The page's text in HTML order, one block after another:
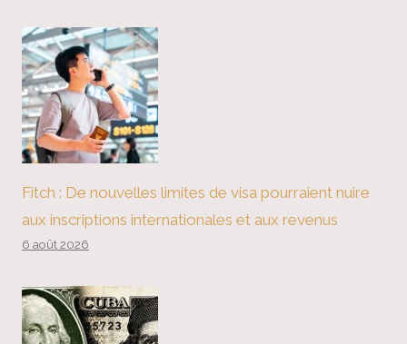
Fitch : De nouvelles limites de visa pourraient nuire
aux inscriptions internationales et aux revenus
6 août 2026